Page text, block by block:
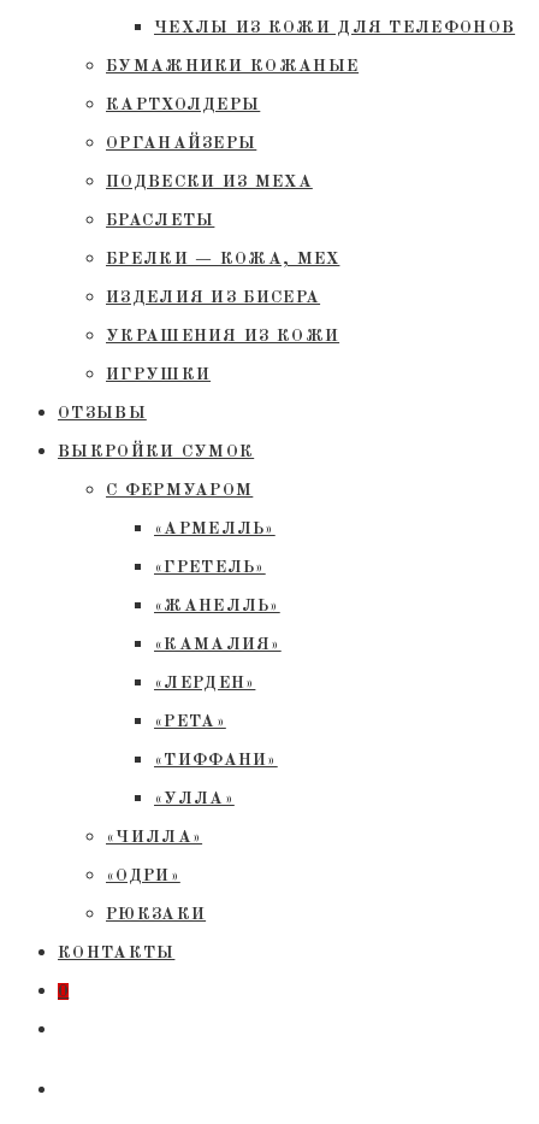
ЧЕХЛЫ ИЗ КОЖИ ДЛЯ ТЕЛЕФОНОВ
БУМАЖНИКИ КОЖАНЫЕ
КАРТХОЛДЕРЫ
ОРГАНАЙЗЕРЫ
ПОДВЕСКИ ИЗ МЕХА
БРАСЛЕТЫ
БРЕЛКИ — КОЖА, МЕХ
ИЗДЕЛИЯ ИЗ БИСЕРА
УКРАШЕНИЯ ИЗ КОЖИ
ИГРУШКИ
ОТЗЫВЫ
ВЫКРОЙКИ СУМОК
С ФЕРМУАРОМ
«АРМЕЛЛЬ»
«ГРЕТЕЛЬ»
«ЖАНЕЛЛЬ»
«КАМАЛИЯ»
«ЛЕРДЕН»
«РЕТА»
«ТИФФАНИ»
«УЛЛА»
«ЧИЛЛА»
«ОДРИ»
РЮКЗАКИ
КОНТАКТЫ
0